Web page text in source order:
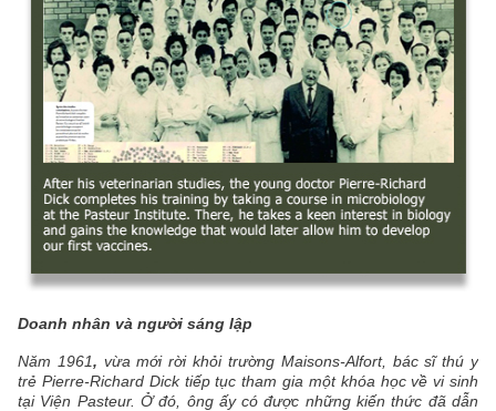
Doanh nhân và người sáng lập
Năm 1961, vừa mới rời khỏi trường Maisons-Alfort, bác sĩ thú y
trẻ Pierre-Richard Dick tiếp tục tham gia một khóa học về vi sinh
tại Viện Pasteur. Ở đó, ông ấy có được những kiến thức đã dẫn